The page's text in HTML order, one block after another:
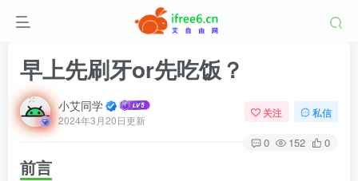
早上先刷牙or先吃饭？
小艾同学
2024年3月20日更新
关注 私信
0 152 0
前言